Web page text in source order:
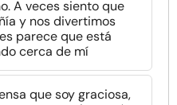
A veces siento que
y nos divertimos
parece que está
cerca de mí
que soy graciosa,